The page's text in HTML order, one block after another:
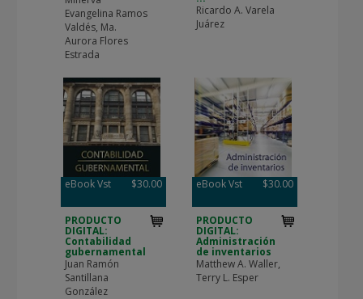
Evangelina Ramos
Valdés, Ma.
Aurora Flores
Estrada
Ricardo A. Varela
Juárez
eBook Vst $30.00
PRODUCTO
DIGITAL:
Contabilidad
gubernamental
Juan Ramón
Santillana
González
eBook Vst $30.00
PRODUCTO
DIGITAL:
Administración
de inventarios
Matthew A. Waller,
Terry L. Esper